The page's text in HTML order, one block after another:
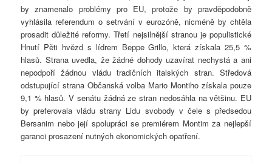
by znamenalo problémy pro EU, protože by pravděpodobně
vyhlásila referendum o setrvání v eurozóně, nicméně by chtěla
prosadit důležité reformy. Třetí nejsilnější stranou je populistické
Hnutí Pěti hvězd s lídrem Beppe Grillo, která získala 25,5 %
hlasů. Strana uvedla, že žádné dohody uzavírat nechystá a ani
nepodpoří žádnou vládu tradičních italských stran. Středová
odstupující strana Občanská volba Mario Montiho získala pouze
9,1 % hlasů. V senátu žádná ze stran nedosáhla na většinu. EU
by preferovala vládu strany Lidu svobody v čele s předsedou
Bersanim nebo její spolupráci se premiérem Montim za nejlepší
garanci prosazení nutných ekonomických opatření.